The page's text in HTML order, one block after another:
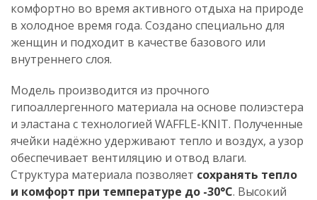
комфортно во время активного отдыха на природе
в холодное время года. Создано специально для
женщин и подходит в качестве базового или
внутреннего слоя.
Модель производится из прочного
гипоаллергенного материала на основе полиэстера
и эластана с технологией WAFFLE-KNIT. Полученные
ячейки надёжно удерживают тепло и воздух, а узор
обеспечивает вентиляцию и отвод влаги.
Структура материала позволяет сохранять тепло
и комфорт при температуре до -30°C. Высокий